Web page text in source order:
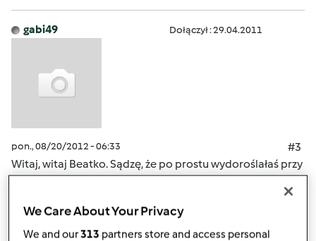
gabi49 Dołączył : 29.04.2011
pon., 08/20/2012 - 06:33
#3
Witaj, witaj Beatko. Sądzę, że po prostu wydoroślałaś przy
thermomixie, masz swoją rodzne i wiesz z doswiadczenia
co to jest w kuchni Thermomix. Brawo ! Działaj! Czekamy
na Twoje przepisy.
We Care About Your Privacy
We and our313 partners store and access personal